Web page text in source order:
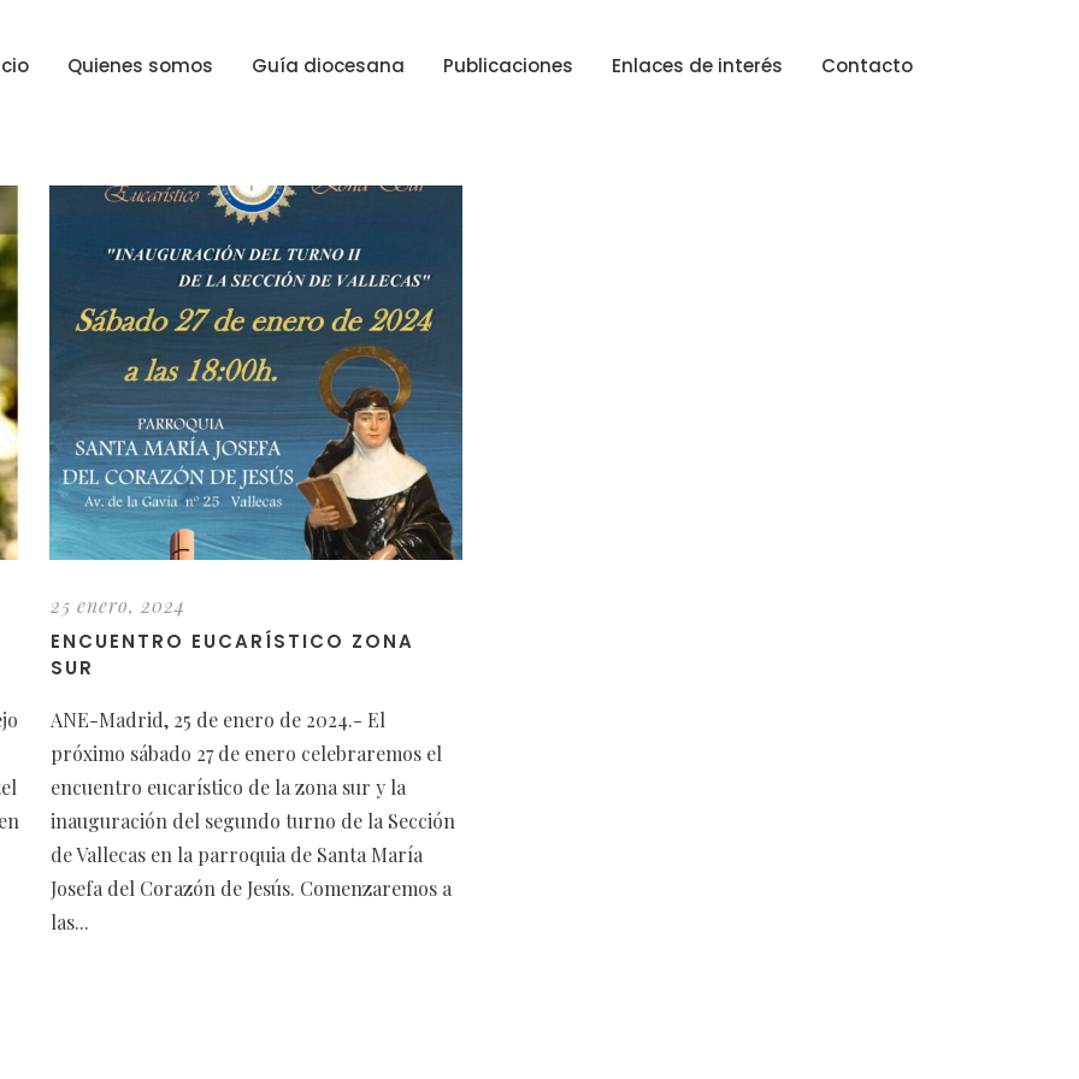
Quienes somos Guía diocesana Publicaciones Enlaces de interés Contacto
25 enero, 2024
ENCUENTRO EUCARÍSTICO ZONA
SUR
ANE-Madrid, 25 de enero de 2024.- El
próximo sábado 27 de enero celebraremos el
encuentro eucarístico de la zona sur y la
inauguración del segundo turno de la Sección
de Vallecas en la parroquia de Santa María
Josefa del Corazón de Jesús. Comenzaremos a
las...